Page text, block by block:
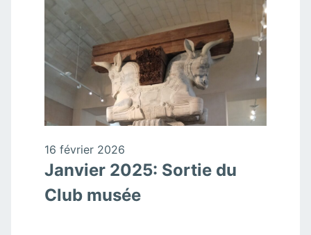
16 février 2026
Janvier 2025: Sortie du
Club musée